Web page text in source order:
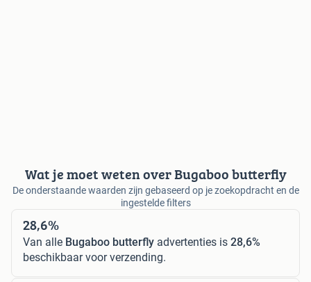
Wat je moet weten over Bugaboo butterfly
De onderstaande waarden zijn gebaseerd op je zoekopdracht en de
ingestelde filters
28,6%
Van alle Bugaboo butterfly advertenties is 28,6%
beschikbaar voor verzending.